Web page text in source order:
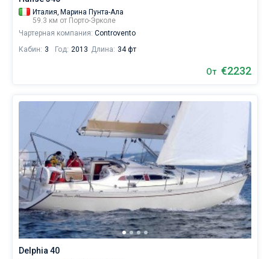
Италия, Марина Пунта-Ала
59.3 км от Порто-Эрколе
Чартерная компания: Controvento
Кабин: 3 Год: 2013 Длина: 34 фт
От €2232
Delphia 40